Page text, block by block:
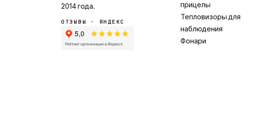
2014года.
ОТЗЫВЫ · ЯНДЕКС
прицелы
Тепловизоры для
наблюдения
Фонари